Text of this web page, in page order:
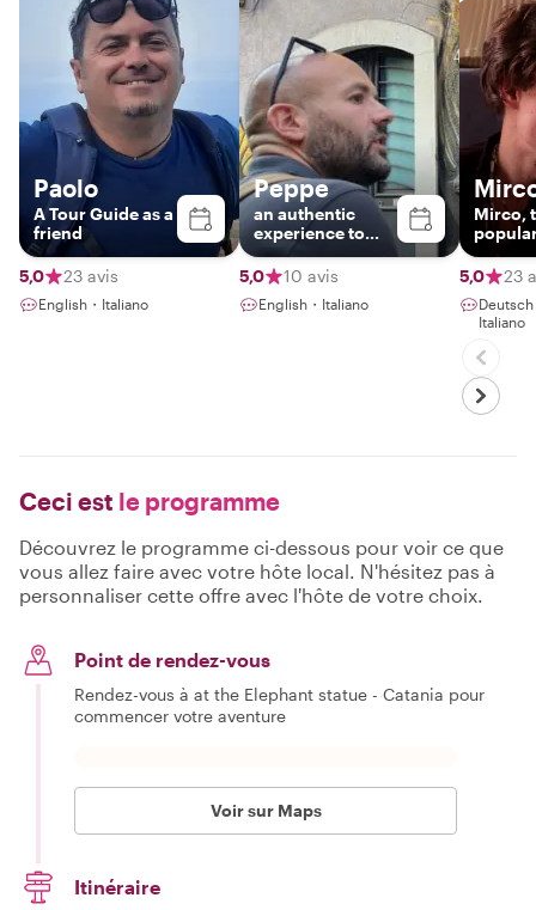
Paolo
A Tour Guide as a
friend
5,0 23 avis
English・Italiano
Peppe
an authentic
experience to
discover
Catania!!
5,0 10 avis
English・Italiano
Mirco,
5,0
23
Italiano
Ceci est le programme
Découvrez le programme ci-dessous pour voir ce que
vous allez faire avec votre hôte local. N'hésitez pas à
personnaliser cette offre avec l'hôte de votre choix.
Point de rendez-vous
Rendez-vous à at the Elephant statue - Catania pour
commencer votre aventure
Voir sur Maps
Itinéraire